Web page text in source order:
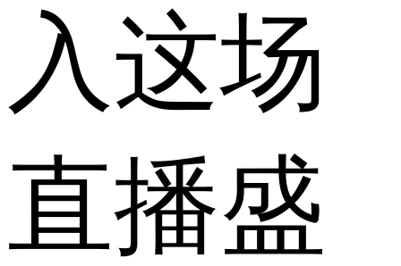
入这场
直播盛